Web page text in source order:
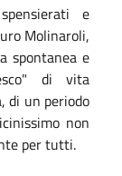
e
Molinaroli,
spontanea e
di vita
di un periodo
non
per tutti.